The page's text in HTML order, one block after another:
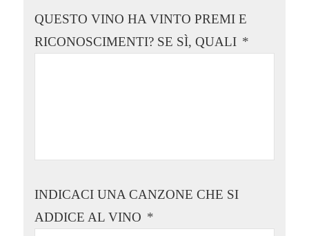
QUESTO VINO HA VINTO PREMI E
RICONOSCIMENTI? SE SÌ, QUALI *
INDICACI UNA CANZONE CHE SI
ADDICE AL VINO *